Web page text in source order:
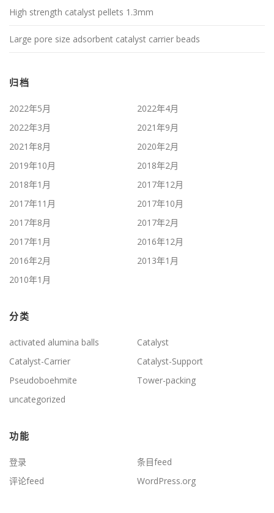
High strength catalyst pellets 1.3mm
Large pore size adsorbent catalyst carrier beads
归档
2022年5月
2022年4月
2022年3月
2021年9月
2021年8月
2020年2月
2019年10月
2018年2月
2018年1月
2017年12月
2017年11月
2017年10月
2017年8月
2017年2月
2017年1月
2016年12月
2016年2月
2013年1月
2010年1月
分类
activated alumina balls
Catalyst
Catalyst-Carrier
Catalyst-Support
Pseudoboehmite
Tower-packing
uncategorized
功能
登录
条目feed
评论feed
WordPress.org